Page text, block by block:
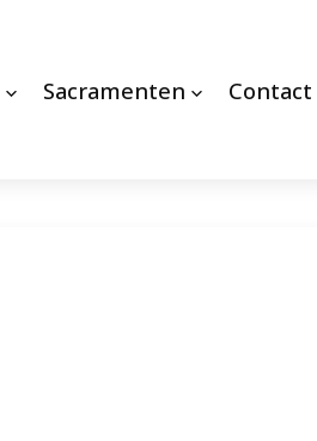
Sacramenten Contact